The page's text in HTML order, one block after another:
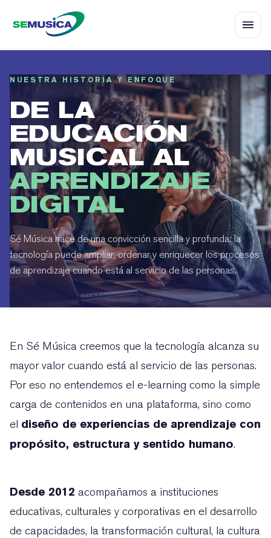
NUESTRA HISTORIA Y ENFOQUE
DE LA
EDUCACIÓN
MUSICAL AL
APRENDIZAJE
DIGITAL
Sé Música nace de una convicción sencilla y profunda: la
tecnología puede ampliar, ordenar y enriquecer los procesos
de aprendizaje cuando está al servicio de las personas.
En Sé Música creemos que la tecnología alcanza su
mayor valor cuando está al servicio de las personas.
Por eso no entendemos el e-learning como la simple
carga de contenidos en una plataforma, sino como
el diseño de experiencias de aprendizaje con
propósito, estructura y sentido humano.
Desde 2012 acompañamos a instituciones
educativas, culturales y corporativas en el desarrollo
de capacidades, la transformación cultural, la cultura